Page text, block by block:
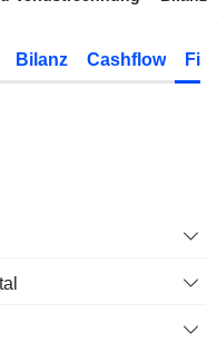
Bilanz Cashflow